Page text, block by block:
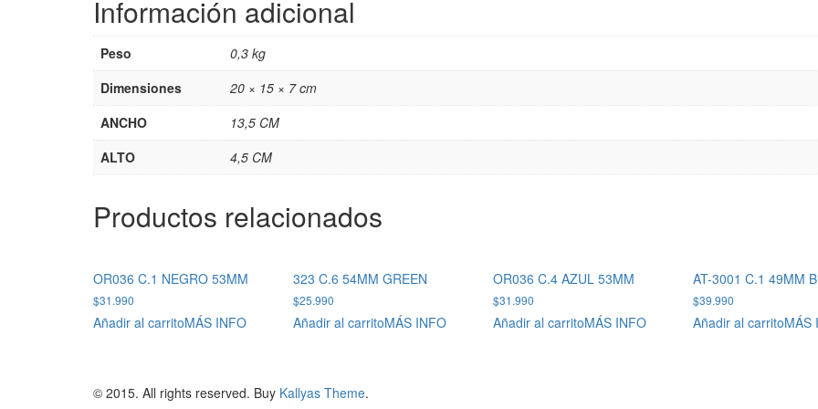
Información adicional
Peso
0,3 kg
Dimensiones
20 × 15 × 7 cm
ANCHO
13,5 CM
ALTO
4,5 CM
Productos relacionados
OR036 C.1 NEGRO 53MM
$31.990
Añadir al carritoMÁS INFO
323 C.6 54MM GREEN
$25.990
Añadir al carritoMÁS INFO
OR036 C.4 AZUL 53MM
$31.990
Añadir al carritoMÁS INFO
AT-3001 C.1 49MM
$39.990
Añadir al carritoMÁS
© 2015. All rights reserved. Buy Kallyas Theme.